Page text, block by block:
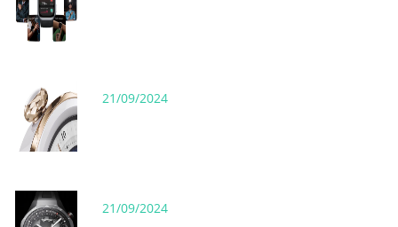
21/09/2024
21/09/2024